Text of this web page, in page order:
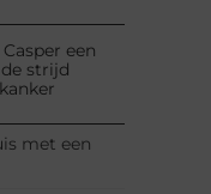
een
strijd
met een